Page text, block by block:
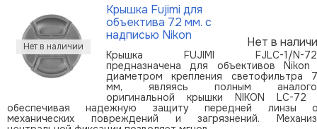
Нет в
Крышка Fujimi для
объектива 72 мм. с
надписью Nikon
Крышка FUJIMI FJLC-1/N-
предназначена для объективов Nikon
диаметром крепления светофильтра
мм, являясь полным
оригинальной крышки NIKON LC-72
обеспечивая надежную защиту передней линзы
механических повреждений и загрязнений.